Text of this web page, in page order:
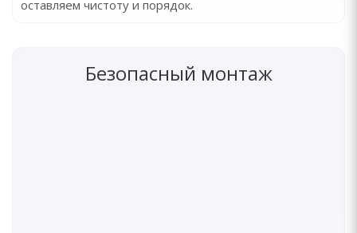
оставляем чистоту и порядок.
Безопасный монтаж